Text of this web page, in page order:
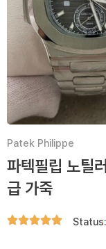
Patek Philippe
파텍필립 노틸
급 가죽
Status: